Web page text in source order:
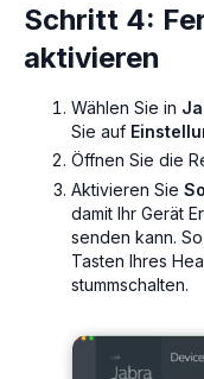
Schritt 4:
aktivieren
Wählen Sie in
Sie auf
Öffnen Sie die
Aktivieren Sie
damit Ihr Gerät
senden kann.
Tasten Ihres
stummschalten.